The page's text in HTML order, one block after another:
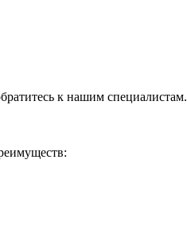
к нашим специалистам.